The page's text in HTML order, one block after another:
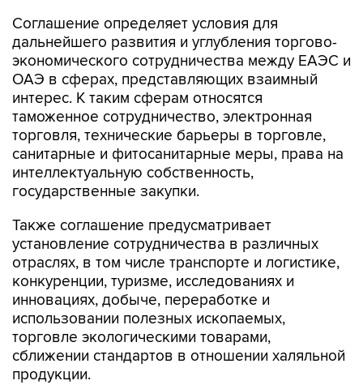
Соглашение определяет условия для
дальнейшего развития и углубления торгово-
экономического сотрудничества между ЕАЭС и
ОАЭ в сферах, представляющих взаимный
интерес. К таким сферам относятся
таможенное сотрудничество, электронная
торговля, технические барьеры в торговле,
санитарные и фитосанитарные меры, права на
интеллектуальную собственность,
государственные закупки.
Также соглашение предусматривает
установление сотрудничества в различных
отраслях, в том числе транспорте и логистике,
конкуренции, туризме, исследованиях и
инновациях, добыче, переработке и
использовании полезных ископаемых,
торговле экологическими товарами,
сближении стандартов в отношении халяльной
продукции.